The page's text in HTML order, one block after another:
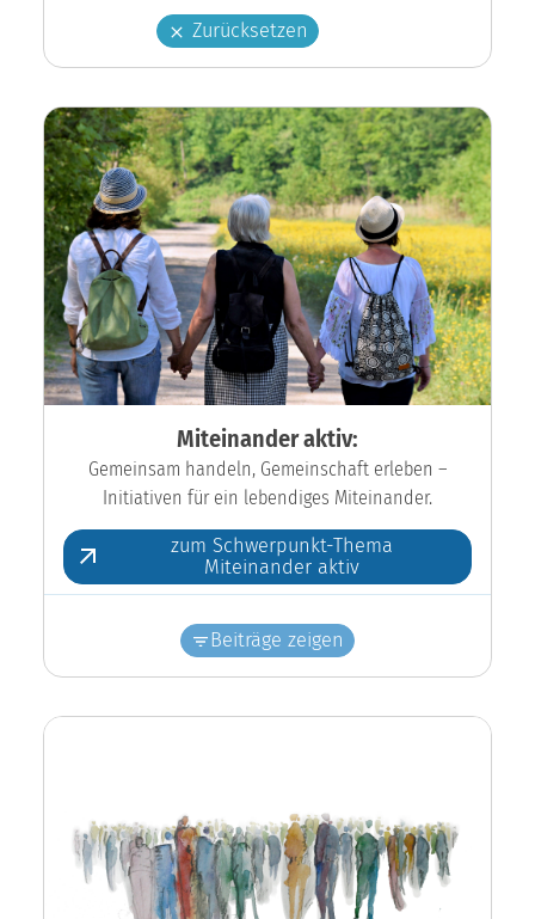
Zurücksetzen
Miteinander aktiv:
Gemeinsam handeln, Gemeinschaft erleben –
Initiativen für ein lebendiges Miteinander.
zum Schwerpunkt-Thema
Miteinander aktiv
Beiträge zeigen